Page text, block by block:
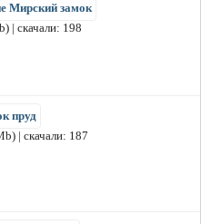
Мирский замок
| скачали: 198
пруд
| скачали: 187